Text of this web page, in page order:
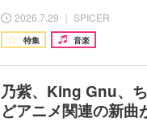
2026.7.29 ｜ SPICER
特集 音楽
乃紫、King Gnu、
どアニメ関連の新